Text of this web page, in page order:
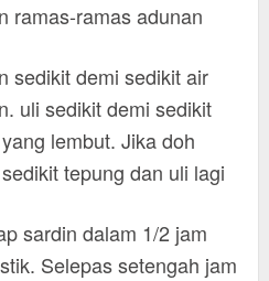
ramas-ramas adunan
sedikit demi sedikit air
uli sedikit demi sedikit
lembut. Jika doh
tepung dan uli lagi
sardin dalam 1/2 jam
Selepas setengah jam